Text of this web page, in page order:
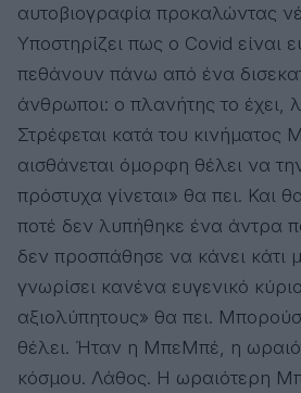
αυτοβιογραφία προκαλώντας
Υποστηρίζει πως ο Covid είναι
πεθάνουν πάνω από ένα
άνθρωποι: ο πλανήτης το έχει,
Στρέφεται κατά του κινήματος
αισθάνεται όμορφη θέλει να
πρόστυχα γίνεται» θα πει. Και
ποτέ δεν λυπήθηκε ένα άντρα
δεν προσπάθησε να κάνει κάτι
γνωρίσει κανένα ευγενικό
αξιολύπητους» θα πει.
θέλει. Ήταν η ΜπεΜπέ, η
κόσμου. Λάθος. Η ωραιότερη